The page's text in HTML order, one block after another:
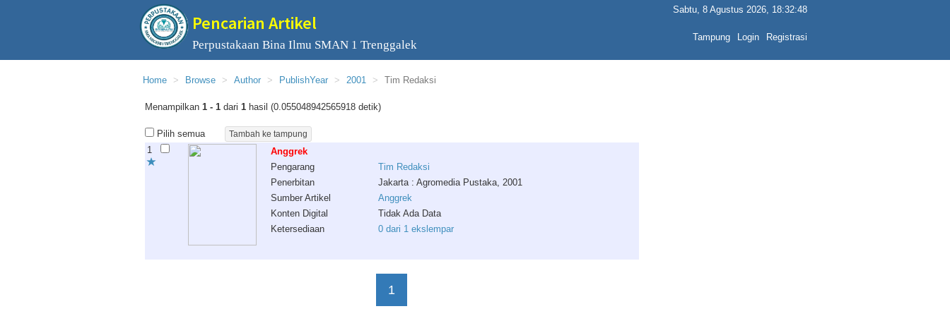
Pencarian Artikel
Perpustakaan Bina Ilmu SMAN 1 Trenggalek
Sabtu, 8 Agustus 2026, 18:32:48
Tampung Login Registrasi
Home Browse Author PublishYear 2001 Tim Redaksi
Menampilkan 1 - 1 dari 1 hasil (0.055048942565918 detik)
Pilih semua
1
Anggrek
Pengarang
Tim Redaksi
Penerbitan
Jakarta : Agromedia Pustaka, 2001
Sumber Artikel
Anggrek
Konten Digital
Tidak Ada Data
Ketersediaan
0 dari 1 ekslempar
1